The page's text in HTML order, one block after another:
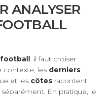
ANALYSER
football, il faut croiser
contexte, les derniers
et les côtes racontent
En pratique, le